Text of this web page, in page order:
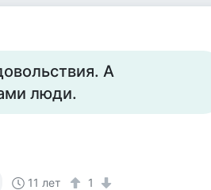
А
люди.
11 лет 1